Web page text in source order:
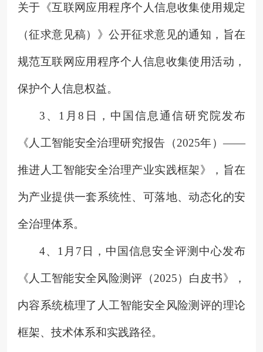
关于《互联网应用程序个人信息收集使用规定
（征求意见稿）》公开征求意见的通知，旨在
规范互联网应用程序个人信息收集使用活动，
保护个人信息权益。
3、 1月8日，中国信息通信研究院发布
《人工智能安全治理研究报告（2025年）——
推进人工智能安全治理产业实践框架》，旨在
为产业提供一套系统性、可落地、动态化的安
全治理体系。
4、 1月7日，中国信息安全评测中心发布
《人工智能安全风险测评（2025）白皮书》，
内容系统梳理了人工智能安全风险测评的理论
框架、技术体系和实践路径。